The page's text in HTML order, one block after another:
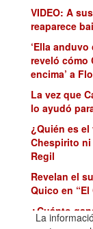
VIDEO: A
reaparece
‘Ella
reveló cómo
encima’ a
La vez que
lo ayudó
¿Quién es el
Chespirito
Regil
Revelan el
Quico en “El
¿Cuánto
Filtran su
La